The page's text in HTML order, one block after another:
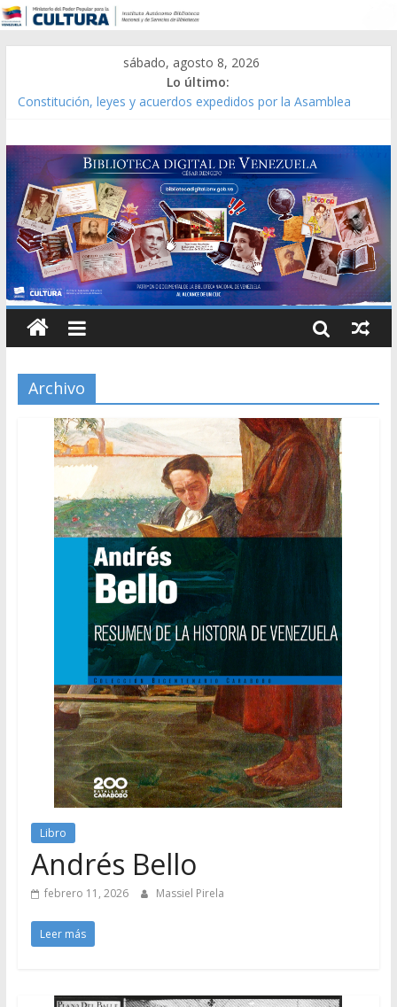
sábado, agosto 8, 2026
Lo último:
Constitución, leyes y acuerdos expedidos por la Asamblea
Modesta Bor Sánchez [material gráfico]
Gaceta Oficial de la República de Venezuela año CXXXIII Mes V,
Caracas 09 de marzo de 2006 N° 38.394
Catálogo temático de obras de Modesta Bor
Archivo
Libro
Andrés Bello
febrero 11, 2026 Massiel Pirela
Leer más